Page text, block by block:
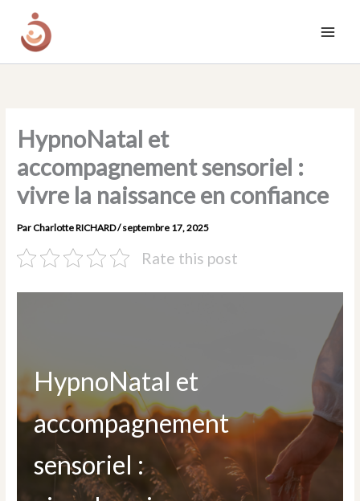
contenu
HypnoNatal et
accompagnement sensoriel :
vivre la naissance en confiance
ParCharlotte RICHARD/septembre 17, 2025
Rate this post
HypnoNatal et
accompagnement
sensoriel :